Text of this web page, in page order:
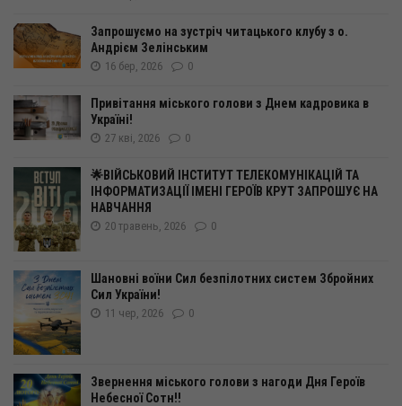
Запрошуємо на зустріч читацького клубу з о.
Андрієм Зелінським
16 бер, 2026 0
Привітання міського голови з Днем кадровика в
Україні!
27 кві, 2026 0
🌟ВІЙСЬКОВИЙ ІНСТИТУТ ТЕЛЕКОМУНІКАЦІЙ ТА
ІНФОРМАТИЗАЦІЇ ІМЕНІ ГЕРОЇВ КРУТ ЗАПРОШУЄ НА
НАВЧАННЯ
20 травень, 2026 0
Шановні воїни Сил безпілотних систем Збройних
Сил України!
11 чер, 2026 0
Звернення міського голови з нагоди Дня Героїв
Небесної Сотн!!